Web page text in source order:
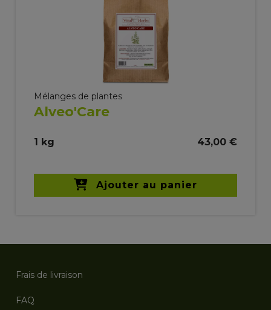
Mélanges de plantes
Alveo'Care
1 kg 43,00 €
Ajouter au panier
Frais de livraison
FAQ